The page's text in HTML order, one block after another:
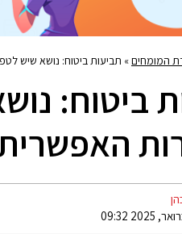
המומחים» תביעות ביטוח: נושא שיש
ביטוח: